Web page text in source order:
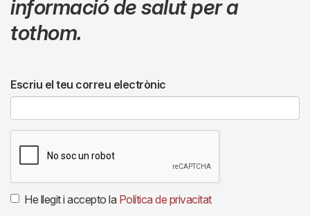
informació de salut per a
tothom.
Escriu el teu correu electrònic
He llegit i accepto la Política de privacitat